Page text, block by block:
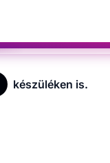
készüléken is.